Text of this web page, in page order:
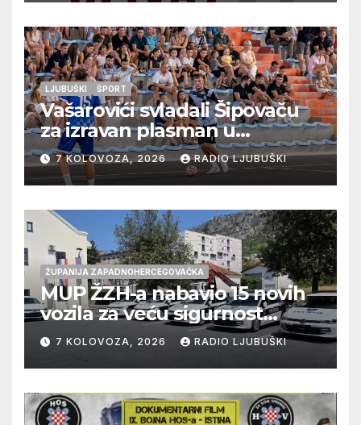
LJUBUŠKI ŠPORT
Vašarovići svladali Šipovaču
za izravan plasman u
četvrtfinale, Grab izborio
prolazak dalje, Klobuk ispao,
večeras počinje četvrtfinale
juniora
7 KOLOVOZA, 2026 RADIO LJUBUŠKI
ŽUPANIJA ZAPADNOHERCEGOVAČKA
MUP ŽZH-a nabavio 15 novih
vozila za veću sigurnost
građana i učinkovitiji rad
policije
7 KOLOVOZA, 2026 RADIO LJUBUŠKI